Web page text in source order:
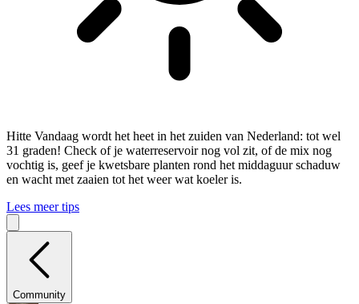
Hitte Vandaag wordt het heet in het zuiden van Nederland: tot wel
31 graden! Check of je waterreservoir nog vol zit, of de mix nog
vochtig is, geef je kwetsbare planten rond het middaguur schaduw
en wacht met zaaien tot het weer wat koeler is.
Lees meer tips
Community